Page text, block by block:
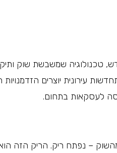
טכנולוגיה שמשבשת שוק
עירונית יוצרים הזדמנויות
לעסקאות בתחום.
– נפתח ריק. הריק הזה